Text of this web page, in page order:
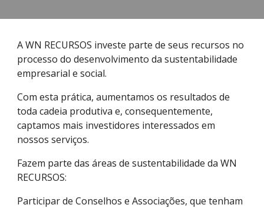
A WN RECURSOS investe parte de seus recursos no
processo do desenvolvimento da sustentabilidade
empresarial e social.
Com esta prática, aumentamos os resultados de
toda cadeia produtiva e, consequentemente,
captamos mais investidores interessados em
nossos serviços.
Fazem parte das áreas de sustentabilidade da WN
RECURSOS:
Participar de Conselhos e Associações, que tenham